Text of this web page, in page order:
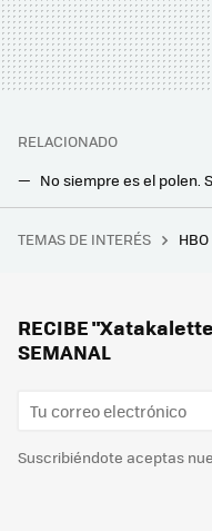
RELACIONADO
TEMAS DE INTERÉS
RECIBE
SEMANAL
Suscribiéndote aceptas